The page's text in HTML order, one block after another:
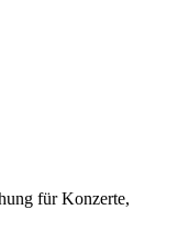
für Konzerte,